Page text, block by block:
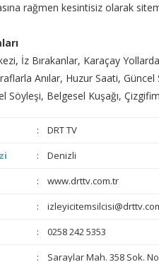
rağmen kesintisiz olarak
İz Bırakanlar, Karaçay
Anılar, Huzur Saati,
Söyleşi, Belgesel Kuşağı,
DRT TV
Denizli
www.drttv.com.tr
0258 242 5353
Saraylar Mah. 358 Sok.